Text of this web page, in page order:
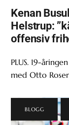
Kenan
Helstrup:
offensiv
PLUS. 19-
med Otto
BLOGG